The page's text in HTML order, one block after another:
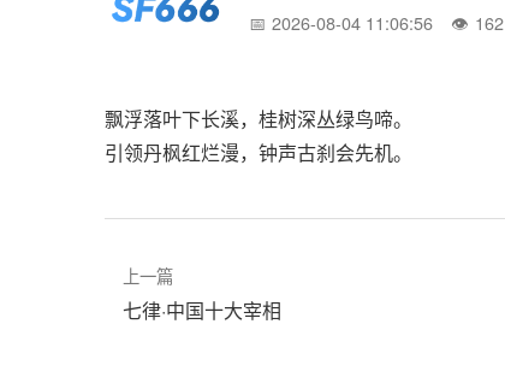
2026-08-04 11:06:56 162
飘浮落叶下长溪，桂树深丛绿鸟啼。
引领丹枫红烂漫，钟声古刹会先机。
上一篇
七律·中国十大宰相